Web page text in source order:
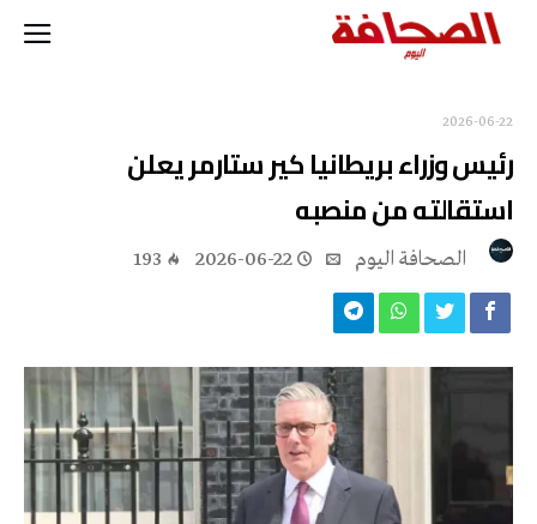
2026-06-22
رئيس وزراء بريطانيا كير ستارمر يعلن
استقالته من منصبه
2026-06-22
193